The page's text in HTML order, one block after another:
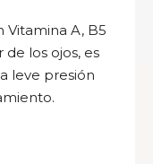
Vitamina A, B5
los ojos, es
leve presión